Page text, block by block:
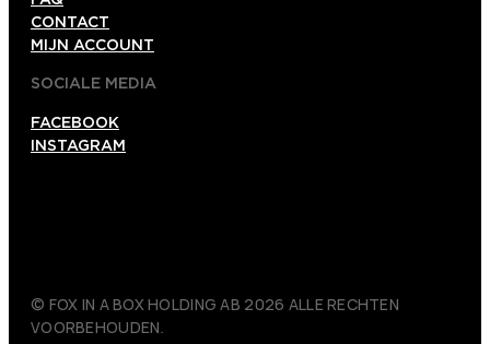
CONTACT
MIJN ACCOUNT
SOCIALE MEDIA
FACEBOOK
INSTAGRAM
© FOX IN A BOX HOLDING AB 2026 ALLE RECHTEN
VOORBEHOUDEN.